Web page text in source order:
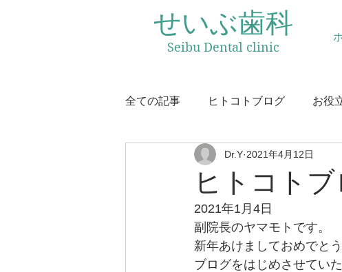
せいぶ歯科
Seibu Dental clinic
全ての記事 ヒトコトブログ お役
ヒトコトブ
Dr.Y 2021年4月12日
2021年1月4日
副院長のヤマモトです。
新年あけましておめでと
ブログをはじめさせてい